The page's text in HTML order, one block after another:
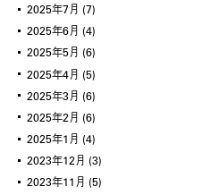
2025年7月 (7)
2025年6月 (4)
2025年5月 (6)
2025年4月 (5)
2025年3月 (6)
2025年2月 (6)
2025年1月 (4)
2023年12月 (3)
2023年11月 (5)